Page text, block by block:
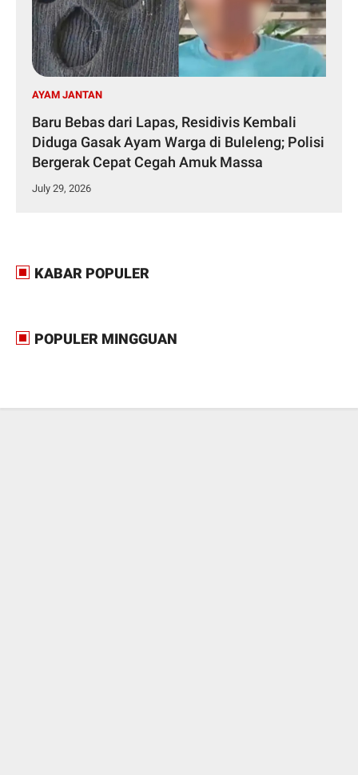
AYAM JANTAN
Baru Bebas dari Lapas, Residivis Kembali
Diduga Gasak Ayam Warga di Buleleng; Polisi
Bergerak Cepat Cegah Amuk Massa
July 29, 2026
KABAR POPULER
POPULER MINGGUAN